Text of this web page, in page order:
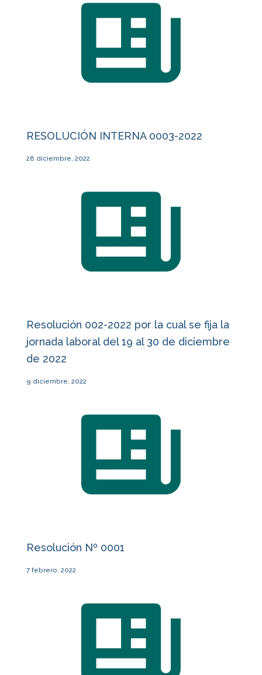
RESOLUCIÓN INTERNA 0003-2022
28 diciembre, 2022
Resolución 002-2022 por la cual se fija la
jornada laboral del 19 al 30 de diciembre
de 2022
9 diciembre, 2022
Resolución Nº 0001
7 febrero, 2022